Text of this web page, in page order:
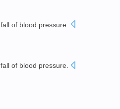
fall of blood pressure.
fall of blood pressure.